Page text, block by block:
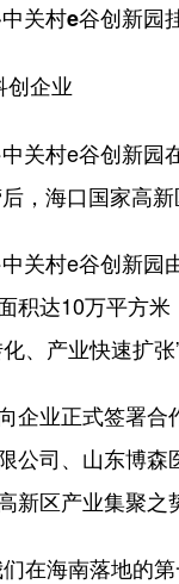
关村e谷创新园
企业
村e谷创新园
，海口国家高
村e谷创新园
积达10万平方
、产业快速扩张
业正式签署合
公司、山东博
区产业集聚之
海南落地的第